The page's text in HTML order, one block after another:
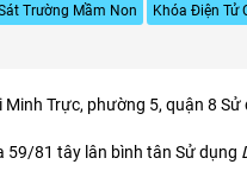
Trường Mầm Non Khóa Điện Tử
Trực, phường 5, quận 8 Sử
59/81 tây lân bình tân Sử dụng